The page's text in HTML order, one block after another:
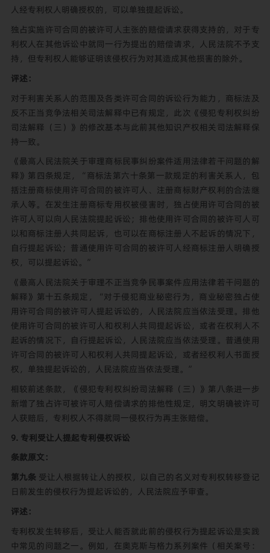
人经专利权人明确授权的，可以单独提起诉讼。
独占实施许可合同的被许可人主张的赔偿请求获得支持的，对于专
利权人在其他诉讼中就同一行为提出的赔偿请求，人民法院不予支
持，但专利权人能够证明该侵权行为对其造成其他损害的除外。
评述：
对于利害关系人的范围及各类许可合同的诉讼行为能力，商标法及
反不正当竞争法相关司法解释中已有规定，此次《侵犯专利权纠纷
司法解释（三）》的修改基本与此前其他知识产权相关司法解释保
持一致。
《最高人民法院关于审理商标民事纠纷案件适用法律若干问题的解
释》第四条规定，“商标法第六十条第一款规定的利害关系人，包
括注册商标使用许可合同的被许可人、注册商标财产权利的合法继
承人等。在发生注册商标专用权被侵害时，独占使用许可合同的被
许可人可以向人民法院提起诉讼；排他使用许可合同的被许可人可
以和商标注册人共同起诉，也可以在商标注册人不起诉的情况下，
自行提起诉讼；普通使用许可合同的被许可人经商标注册人明确授
权，可以提起诉讼。”
《最高人民法院关于审理不正当竞争民事案件应用法律若干问题的
解释》第十五条规定，“对于侵犯商业秘密行为，商业秘密独占使
用许可合同的被许可人提起诉讼的，人民法院应当依法受理。排他
使用许可合同的被许可人和权利人共同提起诉讼，或者在权利人不
起诉的情况下，自行提起诉讼，人民法院应当依法受理。普通使用
许可合同的被许可人和权利人共同提起诉讼，或者经权利人书面授
权，单独提起诉讼的，人民法院应当依法受理。”
相较前述条款，《侵犯专利权纠纷司法解释（三）》第八条进一步
新增了独占许可被许可人赔偿请求的排他性规定，明文明确被许可
人获赔后，专利权人不得就同一侵权行为再主张赔偿。
9. 专利受让人提起专利侵权诉讼
条款原文：
第九条受让人根据转让人的授权，以自己的名义对专利权转移登记
日前发生的侵权行为提起诉讼的，人民法院应予审查。
评述：
专利权发生转移后，受让人能否就此前的侵权行为提起诉讼是实践
中常见的问题之一。例如，在奥克斯与格力系列案件（相关案号：